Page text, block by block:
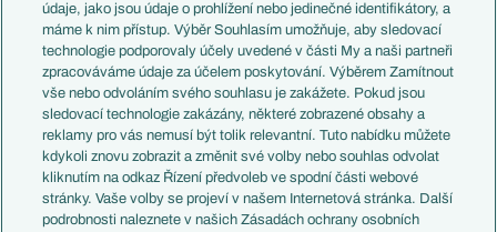
Whitemedia 25.12.2018 14:59
ten je tuhej no
Reagovat
Switchback 25.12.2018 12:33
Co to kurva je?
Reagovat
údaje, jako jsou údaje o prohlížení nebo jedinečné identifikátory, a
máme k nim přístup. Výběr Souhlasím umožňuje, aby sledovací
technologie podporovaly účely uvedené v části My a naši partneři
zpracováváme údaje za účelem poskytování. Výběrem Zamítnout
vše nebo odvoláním svého souhlasu je zakážete. Pokud jsou
sledovací technologie zakázány, některé zobrazené obsahy a
reklamy pro vás nemusí být tolik relevantní. Tuto nabídku můžete
kdykoli znovu zobrazit a změnit své volby nebo souhlas odvolat
kliknutím na odkaz Řízení předvoleb ve spodní části webové
stránky. Vaše volby se projeví v našem Internetová stránka. Další
podrobnosti naleznete v našich Zásadách ochrany osobních